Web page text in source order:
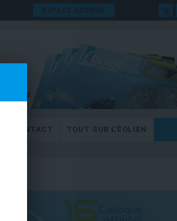
ESPACE ABONNÉ
CONTACT TOUT SUR L’ÉOLIEN